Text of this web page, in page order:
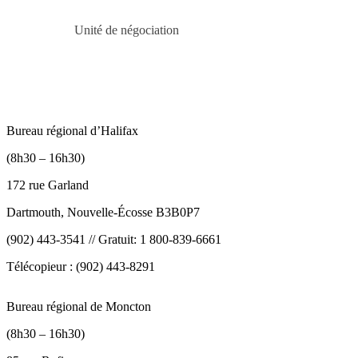
Unité de négociation
Bureau régional d’Halifax
(8h30 – 16h30)
172 rue Garland
Dartmouth, Nouvelle-Écosse B3B0P7
(902) 443-3541 // Gratuit: 1 800-839-6661
Télécopieur : (902) 443-8291
Bureau régional de Moncton
(8h30 – 16h30)